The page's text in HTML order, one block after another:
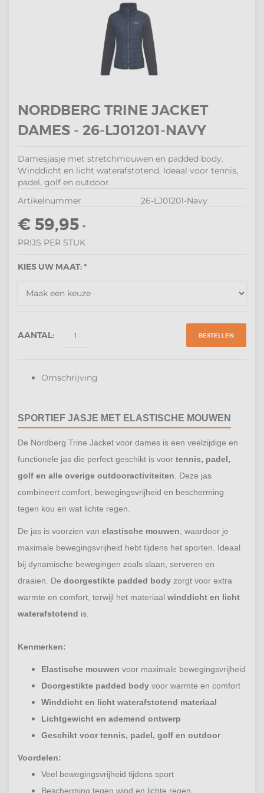
NORDBERG TRINE JACKET
DAMES - 26-LJ01201-NAVY
Damesjasje met stretchmouwen en padded body.
Winddicht en licht waterafstotend. Ideaal voor tennis,
padel, golf en outdoor.
Artikelnummer
26-LJ01201-Navy
€ 59,95 *
PRIJS PER STUK
KIES UW MAAT: *
AANTAL: BESTELLEN
Omschrijving
SPORTIEF JASJE MET ELASTISCHE MOUWEN
De Nordberg Trine Jacket voor dames is een veelzijdige en
functionele jas die perfect geschikt is voor tennis, padel,
golf en alle overige outdooractiviteiten . Deze jas
combineert comfort, bewegingsvrijheid en bescherming
tegen kou en wat lichte regen.
De jas is voorzien van elastische mouwen , waardoor je
maximale bewegingsvrijheid hebt tijdens het sporten. Ideaal
bij dynamische bewegingen zoals slaan, serveren en
draaien. De doorgestikte padded body zorgt voor extra
warmte en comfort, terwijl het materiaal winddicht en licht
waterafstotend is.
Kenmerken:
Elastische mouwen voor maximale bewegingsvrijheid
Doorgestikte padded body voor warmte en comfort
Winddicht en licht waterafstotend materiaal
Lichtgewicht en ademend ontwerp
Geschikt voor tennis, padel, golf en outdoor
Voordelen:
Veel bewegingsvrijheid tijdens sport
Bescherming tegen wind en lichte regen